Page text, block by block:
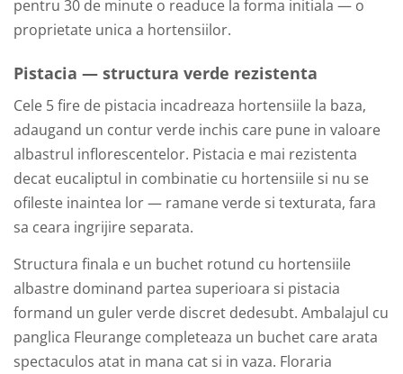
pentru 30 de minute o readuce la forma initiala — o
proprietate unica a hortensiilor.
Pistacia — structura verde rezistenta
Cele 5 fire de pistacia incadreaza hortensiile la baza,
adaugand un contur verde inchis care pune in valoare
albastrul inflorescentelor. Pistacia e mai rezistenta
decat eucaliptul in combinatie cu hortensiile si nu se
ofileste inaintea lor — ramane verde si texturata, fara
sa ceara ingrijire separata.
Structura finala e un buchet rotund cu hortensiile
albastre dominand partea superioara si pistacia
formand un guler verde discret dedesubt. Ambalajul cu
panglica Fleurange completeaza un buchet care arata
spectaculos atat in mana cat si in vaza. Floraria